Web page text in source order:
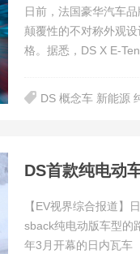
日前，法国豪华汽车
颠覆性的不对称外观
格。据悉，DS X E-
DS 概念车 新能源
DS首款纯电动
【EV视界综合报道
sback纯电动版车型的
年3月开幕的日内瓦车